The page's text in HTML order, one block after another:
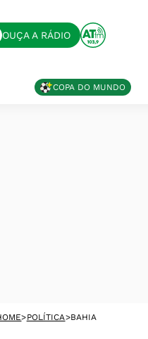
OUÇA A RÁDIO
COPA DO MUNDO
>POLÍTICA>BAHIA